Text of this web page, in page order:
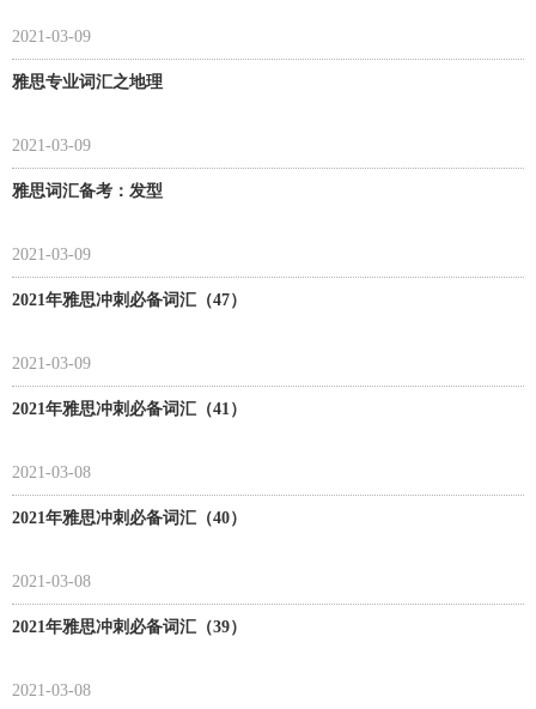
2021-03-09
雅思专业词汇之地理
2021-03-09
雅思词汇备考：发型
2021-03-09
2021年雅思冲刺必备词汇（47）
2021-03-09
2021年雅思冲刺必备词汇（41）
2021-03-08
2021年雅思冲刺必备词汇（40）
2021-03-08
2021年雅思冲刺必备词汇（39）
2021-03-08